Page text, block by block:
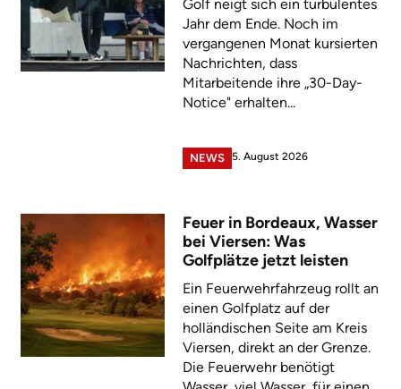
Golf neigt sich ein turbulentes
Jahr dem Ende. Noch im
vergangenen Monat kursierten
Nachrichten, dass
Mitarbeitende ihre „30-Day-
Notice" erhalten...
NEWS 5. August 2026
Feuer in Bordeaux, Wasser
bei Viersen: Was
Golfplätze jetzt leisten
Ein Feuerwehrfahrzeug rollt an
einen Golfplatz auf der
holländischen Seite am Kreis
Viersen, direkt an der Grenze.
Die Feuerwehr benötigt